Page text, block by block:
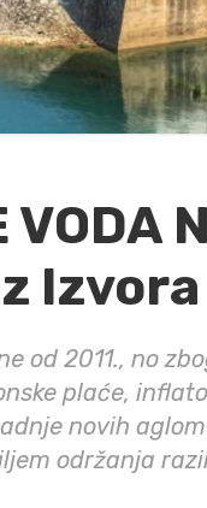
VODA
Izvora
od 2011., no
plaće,
novih
održanja